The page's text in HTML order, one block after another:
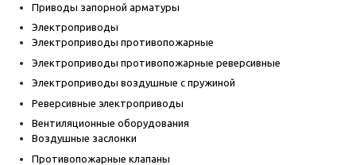
Приводы запорной арматуры
Электроприводы
Электроприводы противопожарные
Электроприводы противопожарные реверсивные
Электроприводы воздушные с пружиной
Реверсивные электроприводы
Вентиляционные оборудования
Воздушные заслонки
Противопожарные клапаны